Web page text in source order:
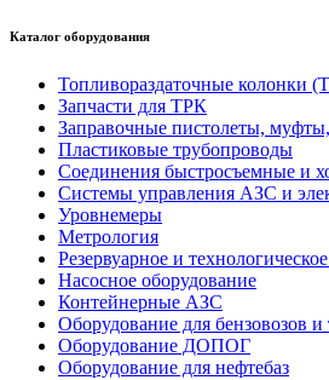
Каталог оборудования
Топливораздаточные колонки
Запчасти для ТРК
Заправочные пистолеты,
Пластиковые трубопроводы
Соединения быстросъемные и
Системы управления АЗС и
Уровнемеры
Метрология
Резервуарное и
Насосное оборудование
Контейнерные АЗС
Оборудование для бензовозов
Оборудование ДОПОГ
Оборудование для нефтебаз